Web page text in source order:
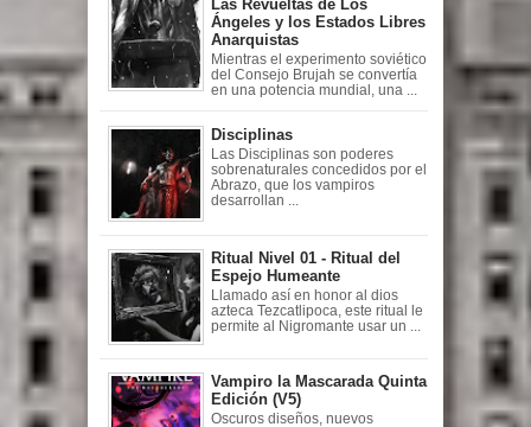
Las Revueltas de Los
Ángeles y los Estados Libres
Anarquistas
Mientras el experimento soviético
del Consejo Brujah se convertía
en una potencia mundial, una ...
Disciplinas
Las Disciplinas son poderes
sobrenaturales concedidos por el
Abrazo, que los vampiros
desarrollan ...
Ritual Nivel 01 - Ritual del
Espejo Humeante
Llamado así en honor al dios
azteca Tezcatlipoca, este ritual le
permite al Nigromante usar un ...
Vampiro la Mascarada Quinta
Edición (V5)
Oscuros diseños, nuevos